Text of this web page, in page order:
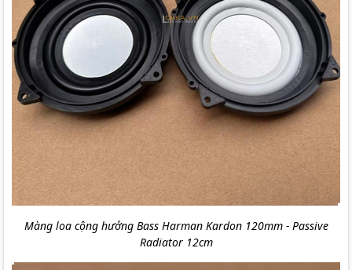
Màng loa cộng hưởng Bass Harman Kardon 120mm - Passive
Radiator 12cm